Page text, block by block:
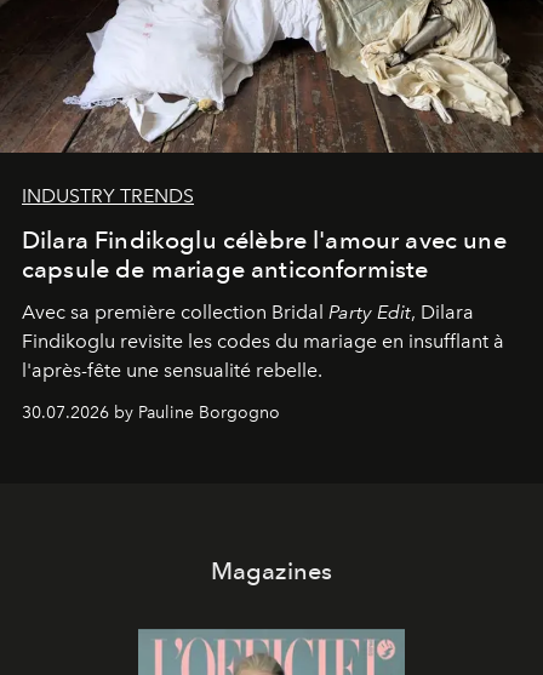
INDUSTRY TRENDS
Dilara Findikoglu célèbre l'amour avec une
capsule de mariage anticonformiste
Avec sa première collection Bridal Party Edit, Dilara
Findikoglu revisite les codes du mariage en insufflant à
l'après-fête une sensualité rebelle.
30.07.2026 by Pauline Borgogno
Magazines